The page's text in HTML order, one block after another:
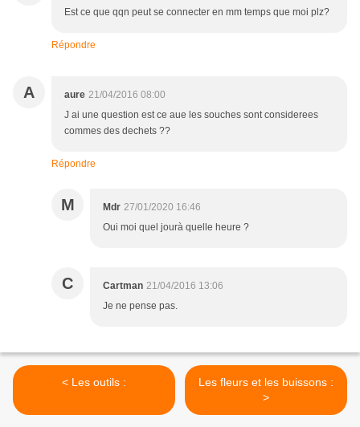
Est ce que qqn peut se connecter en mm temps que moi plz?
Répondre
A aure 21/04/2016 08:00
J ai une question est ce aue les souches sont considerees
commes des dechets ??
Répondre
M Mdr 27/01/2020 16:46
Oui moi quel jourà quelle heure ?
C Cartman 21/04/2016 13:06
Je ne pense pas.
< Les outils :
Les fleurs et les buissons :
>